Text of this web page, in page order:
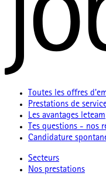
Toutes les offres
Prestations de
Les avantages leteam
Tes questions - nos
Candidature
Secteurs
Nos prestations